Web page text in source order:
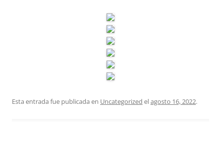
Esta entrada fue publicada en Uncategorized elagosto 16, 2022.